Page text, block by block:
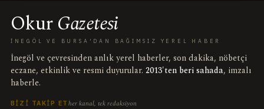
OkurGazetesi
İNEGÖL VE BURSA'DAN BAĞIMSIZ YEREL HABER
İnegöl ve çevresinden anlık yerel haberler, son dakika, nöbetçi
eczane, etkinlik ve resmi duyurular. 2013'ten beri sahada, imzalı
haberle.
BIZI TAKIP ET her kanal, tek redaksiyon